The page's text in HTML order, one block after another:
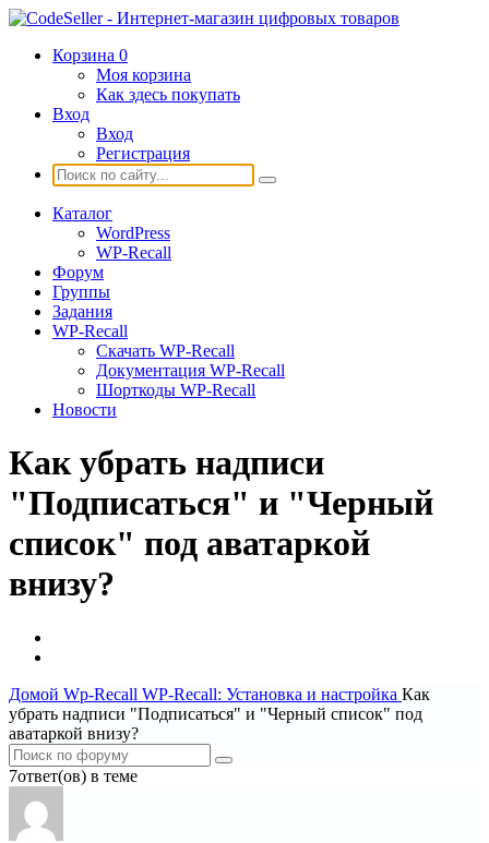
Корзина 0
Моя корзина
Как здесь покупать
Вход
Вход
Регистрация
Каталог
WordPress
WP-Recall
Форум
Группы
Задания
WP-Recall
Скачать WP-Recall
Документация WP-Recall
Шорткоды WP-Recall
Новости
Как убрать надписи
"Подписаться" и "Черный
список" под аватаркой
внизу?
Домой Wp-Recall WP-Recall: Установка и настройка Как
убрать надписи "Подписаться" и "Черный список" под
аватаркой внизу?
7ответ(ов) в теме